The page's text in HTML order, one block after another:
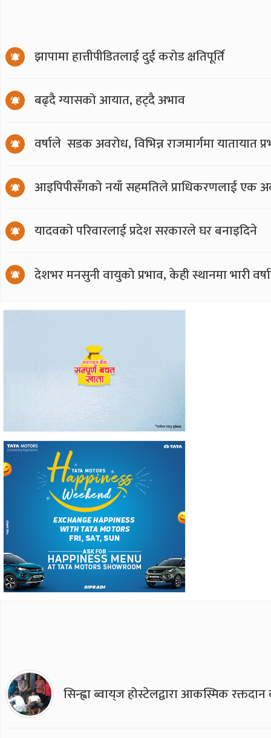
झापामा हात्तीपीडितलाई दुई करोड क्षतिपूर्ति
बढ्दै ग्यासको आयात, हट्दै अभाव
वर्षाले सडक अवरोध, विभिन्न राजमार्गमा यातायात
आइपिपीसँगको नयाँ सहमतिले प्राधिकरणलाई एक
यादवको परिवारलाई प्रदेश सरकारले घर बनाइदिने
देशभर मनसुनी वायुको प्रभाव, केही स्थानमा भारी
सिन्ह्वा ब्वाय्‌ज होस्टेलद्वारा आकस्मिक